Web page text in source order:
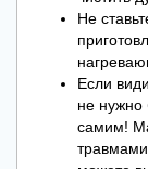
Не
Если
не нужно
самим!